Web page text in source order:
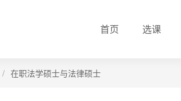
首页 选课
/ 在职法学硕士与法律硕士